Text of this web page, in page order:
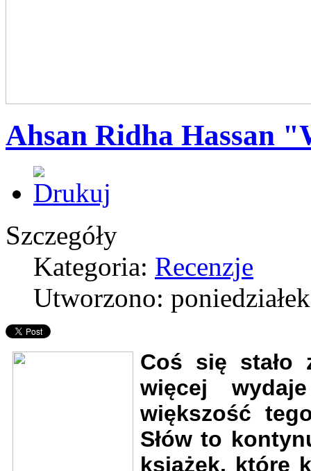
Ahsan Ridha Hassan
Szczegóły
Kategoria: Recenzje
Utworzono:
Coś się stało
więcej
większość
Słów to
książek, które